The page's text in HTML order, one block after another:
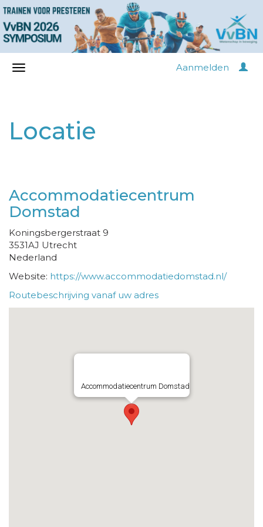
Aanmelden
Locatie
Accommodatiecentrum
Domstad
Koningsbergerstraat 9
3531AJ Utrecht
Nederland
Website: https://www.accommodatiedomstad.nl/
Routebeschrijving vanaf uw adres
Accommodatiecentrum Domstad